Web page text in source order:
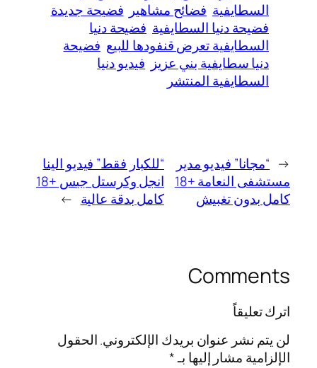
السطايفية فضائح مشاهير فضيحة جديدة
فضيحة دنيا السطايفية فضيحة دنيا
السطايفية تعرض قنفودها للبيع فضيحة
دنيا سطايفية بني عزيز فيديو دنيا
السطايفية المنتشر
← “مجانا” فيديو مدير
مستشفى النعامة +18
كامل بدون تغبيش
“للكبار فقط” فيديو الينا
انجل وكرستل جيس +18
كامل بدقة عالية →
Comments
اترك تعليقاً
لن يتم نشر عنوان بريدك الإلكتروني.الحقول
الإلزامية مشار إليها بـ*